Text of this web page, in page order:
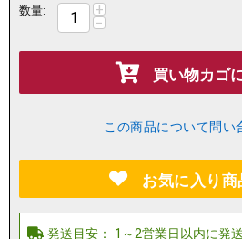
数量: +
−
買い物カゴ
この商品について問い
お気に入り商